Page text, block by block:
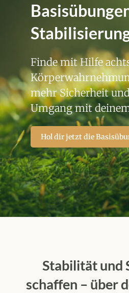
Finde mit Hilfe
mehr Sicherheit
Umgang mit
Hol dir jetzt die
Stabilität und
schaffen – über